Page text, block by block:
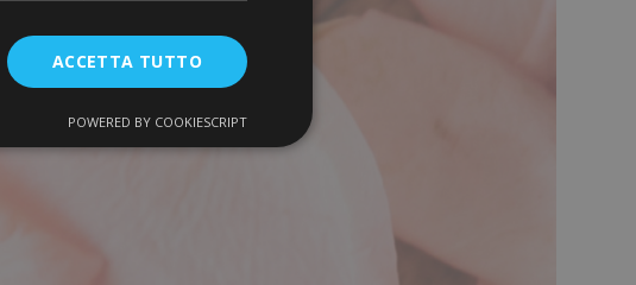
ACCETTA TUTTO
POWERED BY COOKIESCRIPT